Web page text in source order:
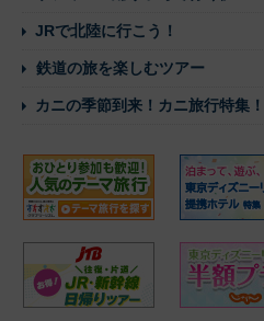
JRで北陸に行こう！
鉄道の旅を楽しむツアー
カニの季節到来！カニ旅行特集！